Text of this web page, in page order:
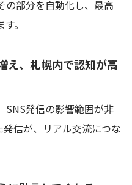
の部分を自動化し、最高
。
え、札幌内で認知が高
SNS発信の影響範囲が非
信が、リアル交流につな